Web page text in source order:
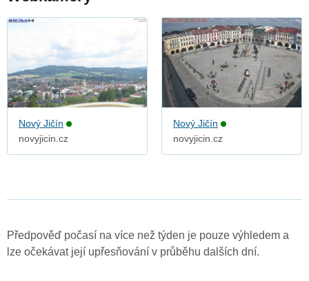
Nový Jičín
novyjicin.cz
Nový Jičín
novyjicin.cz
Předpověď počasí na více než týden je pouze výhledem a
lze očekávat její upřesňování v průběhu dalších dní.